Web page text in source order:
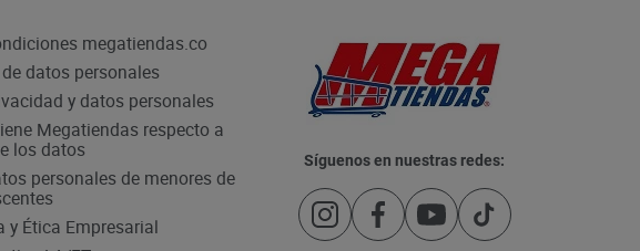
megatiendas.co
datos personales
y datos personales
Megatiendas respecto a
los datos
personales de menores de
y Ética Empresarial
Síguenos en nuestras redes: